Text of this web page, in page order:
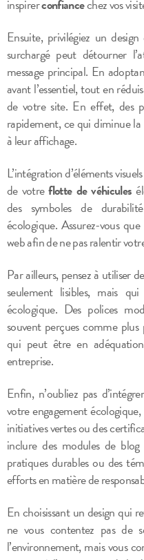
inspirerconfiancechez vos
Ensuite, privilégiez un
surchargé peut détourner
message principal. En
avant l’essentiel, tout en
de votre site. En effet, des
rapidement, ce qui diminue la
à leur affichage.
L’intégration d’éléments
de votreflotte de véhicules
des symboles de
écologique. Assurez-vous
web afin de ne pas ralentir
Par ailleurs, pensez à utiliser
seulement lisibles, mais
écologique. Des polices
souvent perçues comme
qui peut être en
entreprise.
Enfin, n’oubliez pas
votre engagement
initiatives vertes ou des
inclure des modules de
pratiques durables ou des
efforts en matière de
En choisissant un design qui
ne vous contentez pas de
l’environnement, mais vous